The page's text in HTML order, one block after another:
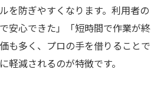
を防ぎやすくなります。利用者の
安心できた」「短時間で作業が終
も多く、プロの手を借りることで
軽減されるのが特徴です。